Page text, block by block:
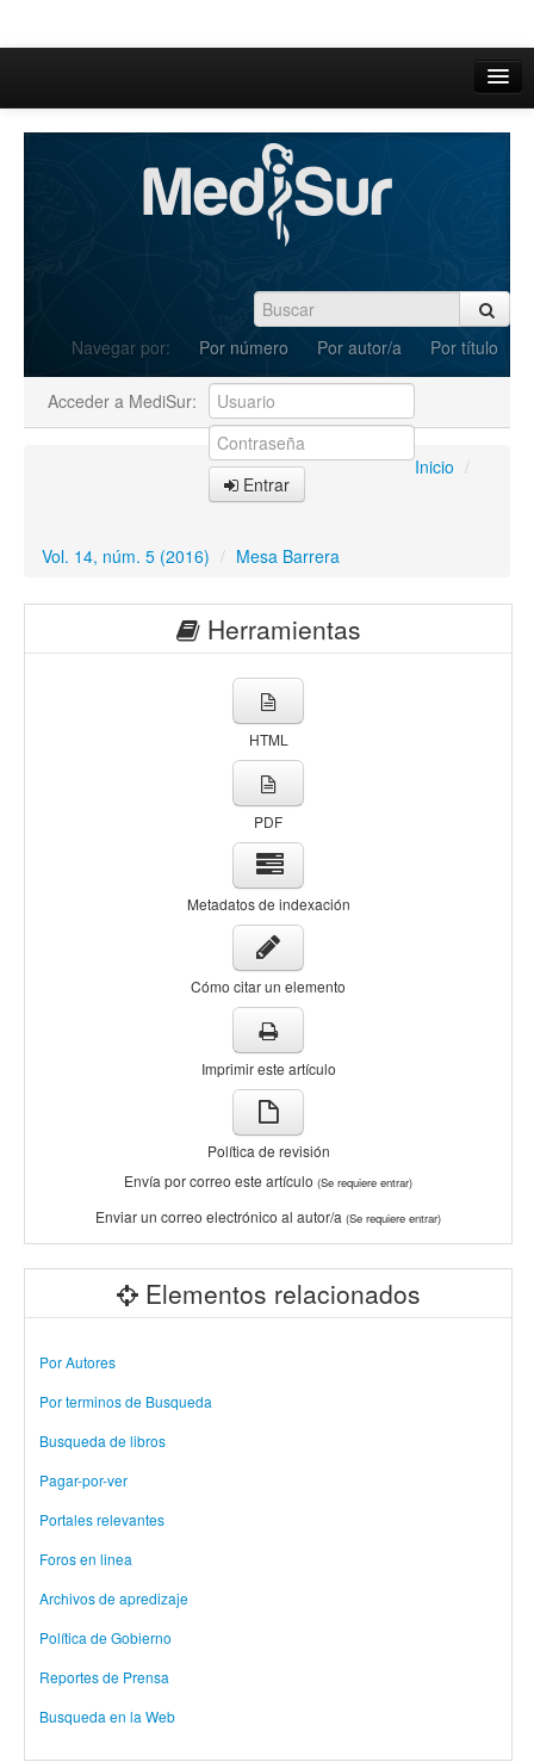
Inicio
Actual
Archivos
Navegar por: Por número Por autor/a Por título
Acceder a MediSur:
Entrar
Inicio /
Vol. 14, núm. 5 (2016) / Mesa Barrera
Herramientas
HTML
PDF
Metadatos de indexación
Cómo citar un elemento
Imprimir este artículo
Política de revisión
Envía por correo este artículo (Se requiere entrar)
Enviar un correo electrónico al autor/a (Se requiere entrar)
Elementos relacionados
Por Autores
Por terminos de Busqueda
Busqueda de libros
Pagar-por-ver
Portales relevantes
Foros en linea
Archivos de apredizaje
Política de Gobierno
Reportes de Prensa
Busqueda en la Web